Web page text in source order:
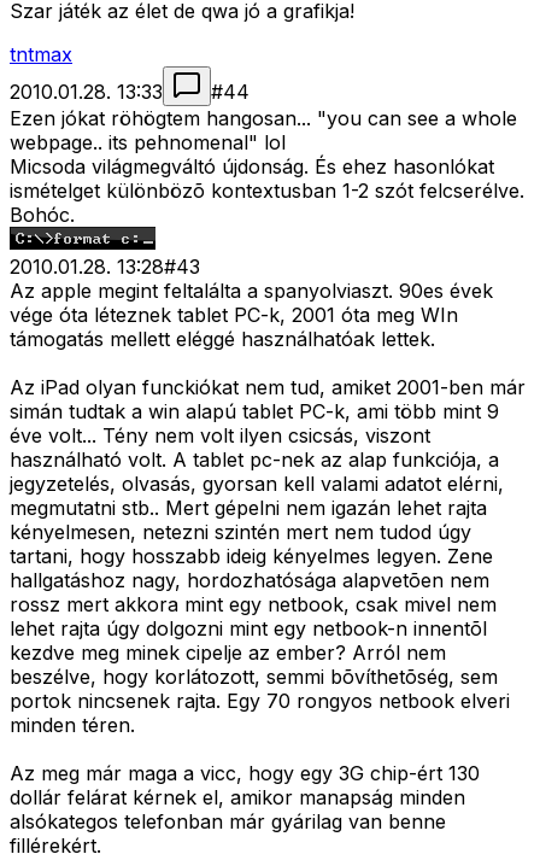
Szar játék az élet de qwa jó a grafikja!
tntmax
2010.01.28. 13:33
#44
Ezen jókat röhögtem hangosan... "you can see a whole
webpage.. its pehnomenal" lol
Micsoda világmegváltó újdonság. És ehez hasonlókat
ismételget különbözõ kontextusban 1-2 szót felcserélve.
Bohóc.
2010.01.28. 13:28#43
Az apple megint feltalálta a spanyolviaszt. 90es évek
vége óta léteznek tablet PC-k, 2001 óta meg WIn
támogatás mellett eléggé használhatóak lettek.
Az iPad olyan funckiókat nem tud, amiket 2001-ben már
simán tudtak a win alapú tablet PC-k, ami több mint 9
éve volt... Tény nem volt ilyen csicsás, viszont
használható volt. A tablet pc-nek az alap funkciója, a
jegyzetelés, olvasás, gyorsan kell valami adatot elérni,
megmutatni stb.. Mert gépelni nem igazán lehet rajta
kényelmesen, netezni szintén mert nem tudod úgy
tartani, hogy hosszabb ideig kényelmes legyen. Zene
hallgatáshoz nagy, hordozhatósága alapvetõen nem
rossz mert akkora mint egy netbook, csak mivel nem
lehet rajta úgy dolgozni mint egy netbook-n innentõl
kezdve meg minek cipelje az ember? Arról nem
beszélve, hogy korlátozott, semmi bõvíthetõség, sem
portok nincsenek rajta. Egy 70 rongyos netbook elveri
minden téren.
Az meg már maga a vicc, hogy egy 3G chip-ért 130
dollár felárat kérnek el, amikor manapság minden
alsókategos telefonban már gyárilag van benne
fillérekért.